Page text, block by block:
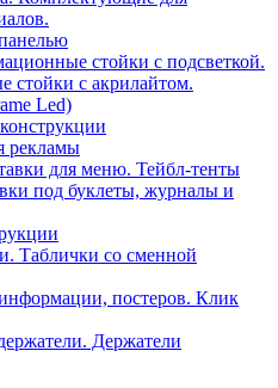
стойки с подсветкой.
стойки с акрилайтом.
Led)
рекламы
для меню. Тейбл-тенты
под буклеты, журналы и
Таблички со сменной
постеров. Клик
Держатели